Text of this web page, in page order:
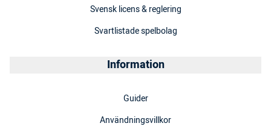
Svensk licens & reglering
Svartlistade spelbolag
Information
Guider
Användningsvillkor